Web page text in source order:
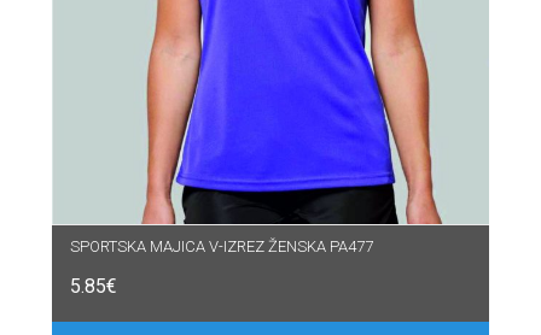
SPORTSKA MAJICA V-IZREZ ŽENSKA PA477
5.85€